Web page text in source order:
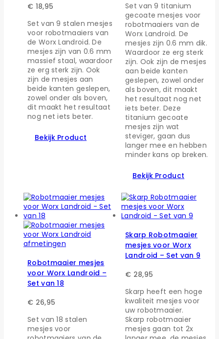
€ 18,95
Set van 9 stalen mesjes
voor robotmaaiers van
de Worx Landroid. De
mesjes zijn van 0.6 mm
massief staal, waardoor
ze erg sterk zijn. Ook
zijn de mesjes aan
beide kanten geslepen,
zowel onder als boven,
dit maakt het resultaat
nog net iets beter.
Bekijk Product
Set van 9 titanium
gecoate mesjes voor
robotmaaiers van de
Worx Landroid. De
mesjes zijn 0.6 mm dik.
Waardoor ze erg sterk
zijn. Ook zijn de mesjes
aan beide kanten
geslepen, zowel onder
als boven, dit maakt
het resultaat nog net
iets beter. Deze
titanium gecoate
mesjes zijn wat
steviger, gaan dus
langer mee en hebben
minder kans op breken.
Bekijk Product
Robotmaaier mesjes
voor Worx Landroid –
Set van 18
€ 26,95
Set van 18 stalen
mesjes voor
Skarp Robotmaaier
mesjes voor Worx
Landroid – Set van 9
€ 28,95
Skarp heeft een hoge
kwaliteit mesjes voor
uw robotmaaier.
Skarp robotmaaier
mesjes gaan tot 2x